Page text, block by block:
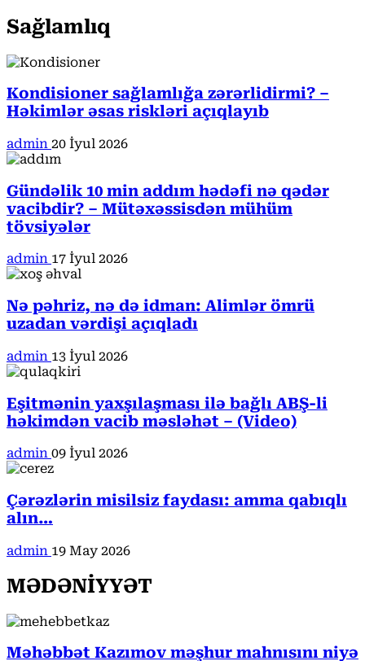
Sağlamlıq
Kondisioner sağlamlığa zərərlidirmi? –
Həkimlər əsas riskləri açıqlayıb
admin 20 İyul 2026
Gündəlik 10 min addım hədəfi nə qədər
vacibdir? – Mütəxəssisdən mühüm
tövsiyələr
admin 17 İyul 2026
Nə pəhriz, nə də idman: Alimlər ömrü
uzadan vərdişi açıqladı
admin 13 İyul 2026
Eşitmənin yaxşılaşması ilə bağlı ABŞ-li
həkimdən vacib məsləhət – (Video)
admin 09 İyul 2026
Çərəzlərin misilsiz faydası: amma qabıqlı
alın…
admin 19 May 2026
MƏDƏNİYYƏT
Məhəbbət Kazımov məşhur mahnısını niyə